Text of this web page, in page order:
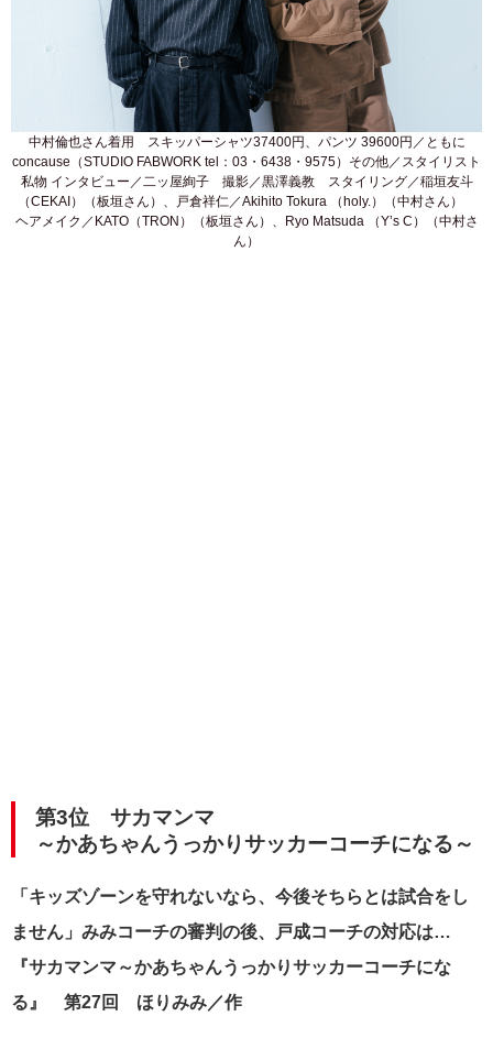
中村倫也さん着用 スキッパーシャツ37400円、パンツ 39600円／ともに
concause（STUDIO FABWORK tel：03・6438・9575）その他／スタイリスト
私物 インタビュー／二ッ屋絢子 撮影／黒澤義教 スタイリング／稲垣友斗
（CEKAI）（板垣さん）、戸倉祥仁／Akihito Tokura （holy.）（中村さん）
ヘアメイク／KATO（TRON）（板垣さん）、Ryo Matsuda （Y’s C）（中村さ
ん）
第3位 サカマンマ
～かあちゃんうっかりサッカーコーチになる～
「キッズゾーンを守れないなら、今後そちらとは試合をし
ません」みみコーチの審判の後、戸成コーチの対応は…
『サカマンマ～かあちゃんうっかりサッカーコーチにな
る』 第27回 ほりみみ／作